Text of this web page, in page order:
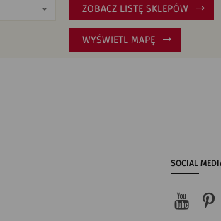
ZOBACZ LISTĘ SKLEPÓW
WYŚWIETL MAPĘ
SOCIAL